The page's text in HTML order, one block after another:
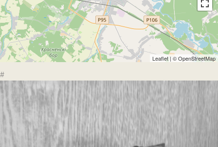
Leaflet | ©OpenStreetMap
#